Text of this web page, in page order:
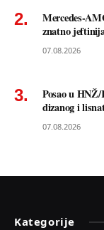
Mercedes-
znatno
07.08.2026
Posao u
dizanog i
07.08.2026
Kategorije